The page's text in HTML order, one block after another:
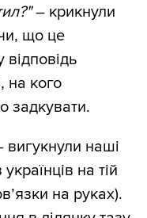
– крикнули
що це
відповідь
на кого
задкувати.
наші
на тій
на руках).